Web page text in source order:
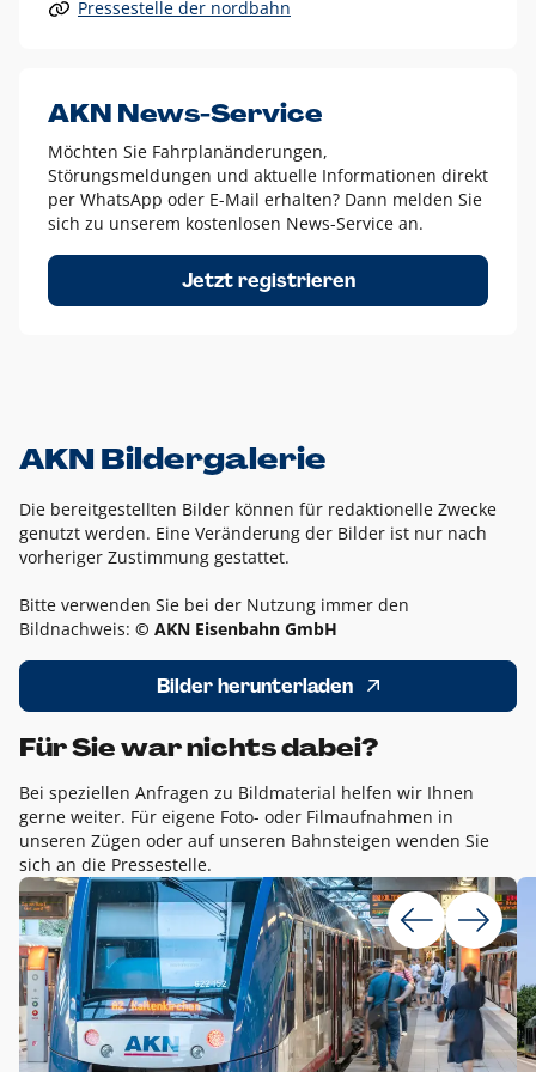
Alle anderen Logo-Varianten dürfen nur in Ausnahmefällen
Diese Ausnahmen sind zum Beispiel:
dem AKN Blau,
weißes Logo auf Fotohintergründen,
schwarzes Logo für reine Schwarz-Weiß-Umsetzungen
Um das Logo herum muss ein Schutzraum von jeweils einer
Höhe bzw. Breite des N aus AKN in alle Richtungen
Pressestelle der nordbahn
AKN News-Service
Möchten Sie Fahrplanänderungen,
Störungsmeldungen und aktuelle Informationen direkt
per WhatsApp oder E-Mail erhalten? Dann melden Sie
sich zu unserem kostenlosen News-Service an.
Jetzt registrieren
AKN Bildergalerie
Die bereitgestellten Bilder können für redaktionelle Zwecke
genutzt werden. Eine Veränderung der Bilder ist nur nach
vorheriger Zustimmung gestattet.
Bitte verwenden Sie bei der Nutzung immer den
Bildnachweis: © AKN Eisenbahn GmbH
Bilder herunterladen
Für Sie war nichts dabei?
Bei speziellen Anfragen zu Bildmaterial helfen wir Ihnen
gerne weiter. Für eigene Foto- oder Filmaufnahmen in
unseren Zügen oder auf unseren Bahnsteigen wenden Sie
sich an die Pressestelle.